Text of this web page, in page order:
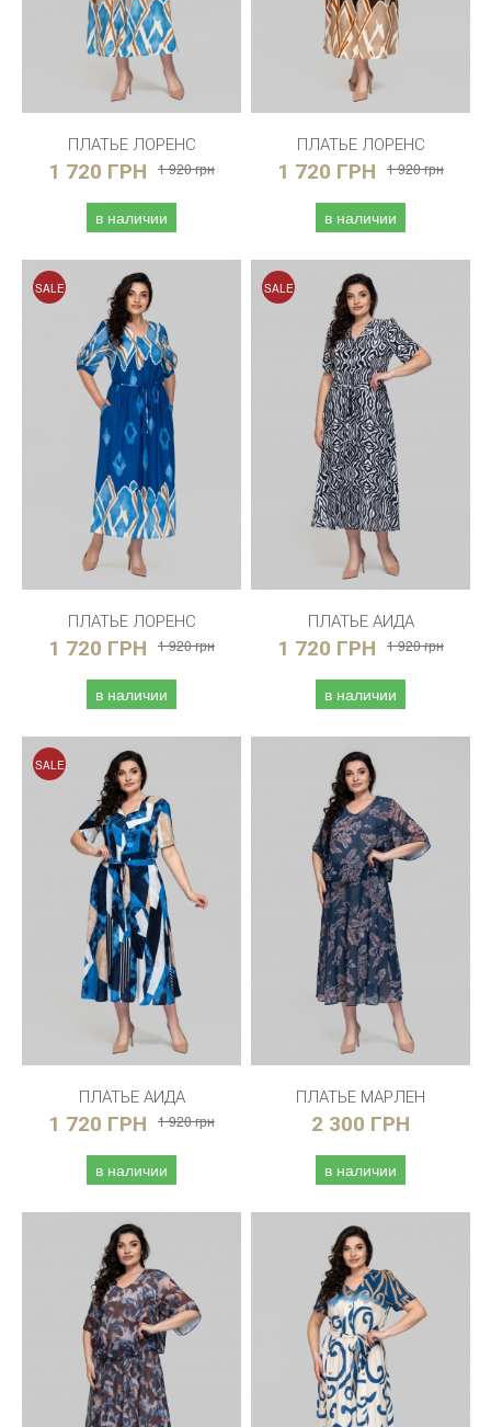
ПЛАТЬЕ ЛОРЕНС
1 720 ГРН 1 920 грн
в наличии
ПЛАТЬЕ ЛОРЕНС
1 720 ГРН 1 920 грн
в наличии
SALE
ПЛАТЬЕ ЛОРЕНС
1 720 ГРН 1 920 грн
в наличии
SALE
ПЛАТЬЕ АИДА
1 720 ГРН 1 920 грн
в наличии
SALE
ПЛАТЬЕ АИДА
1 720 ГРН 1 920 грн
в наличии
ПЛАТЬЕ МАРЛЕН
2 300 ГРН
в наличии